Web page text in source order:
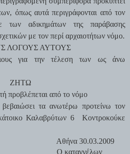
όπως αυτά περιγράφονται από τον
των αδικημάτων της παράβασης
με τον περί αρχαιοτήτων νόμο.
ΛΟΓΟΥΣ ΑΥΤΟΥΣ
για την τέλεση των ως άνω
ΖΗΤΩ
προβλέπεται από το νόμο
τα ανωτέρω προτείνω τον
Καλαβρύτων 6 Κοντροκούκε